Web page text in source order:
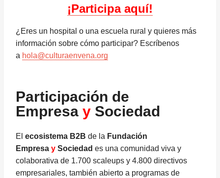
¡Participa aquí!
¿Eres un hospital o una escuela rural y quieres más
información sobre cómo participar? Escríbenos
a hola@culturaenvena.org
Participación de
Empresa y Sociedad
El ecosistema B2B de la Fundación
Empresa y Sociedad es una comunidad viva y
colaborativa de 1.700 scaleups y 4.800 directivos
empresariales, también abierto a programas de